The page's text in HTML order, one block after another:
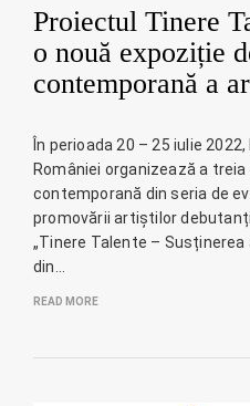
Proiectul Tinere
o nouă expoziție
contemporană a
În perioada 20 – 25 iulie
României organizează a
contemporană din seria de
promovării artiștilor
„Tinere Talente –
din…
READ MORE